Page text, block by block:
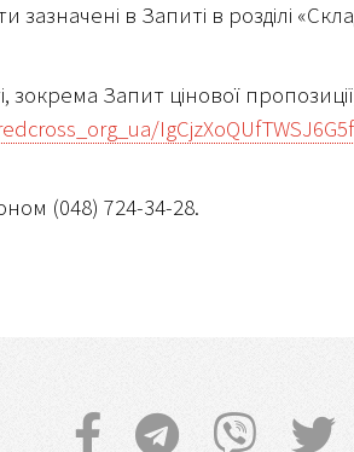
в Запиті в розділі
зокрема Запит цінової
(048) 724-34-28.